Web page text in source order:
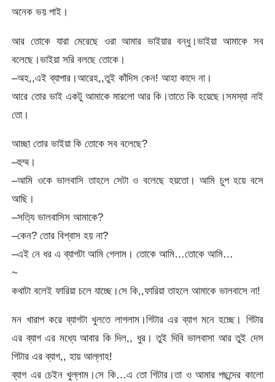
অনেক ভয় পাই।
আর তোকে যারা মেরেছে ওরা আমার ভাইয়ার বন্ধু।ভাইয়া আমাকে সব
বলেছে।ভাইয়া সরি বলছে তোকে।
–অহ,,এই ব্যাপার।আরেহ,,তুই কাঁদিস কেন! আহা কাদে না।
আরে তোর ভাই একটু আমাকে মারলো আর কি।তাতে কি হয়েছে।সমস্যা নাই
তো।
আচ্ছা তোর ভাইয়া কি তোকে সব বলেছে?
–হুম্ম।
–আমি ওকে ভালবাসি তাহলে সেটা ও বলেছে হয়তো। আমি চুপ হয়ে বসে
আছি।
–সত্যি ভালবাসিস আমাকে?
–কেন? তোর বিশ্বাস হয় না?
–এই নে ধর এ ব্যাগটা আমি গেলাম। তোকে আমি…তোকে আমি…
~
কথাটা বলেই ফারিয়া চলে যাচ্ছে।সে কি,,ফারিয়া তাহলে আমাকে ভালবাসে না!
মন খারাপ করে ব্যাগটা খুলতে লাগলাম।গিটার এর ব্যাগ মনে হচ্ছে। গিটার
এর ব্যাগ এর মধ্যে আবার কি দিল,, ধুর। তুই দিবি ভালবাসা আর তুই দেস
গিটার এর ব্যাগ,, হায় আল্লাহ!
ব্যাগ এর চেইন খুল্লাম।সে কি…এ তো গিটার।তা ও আমার পছন্দের কালো